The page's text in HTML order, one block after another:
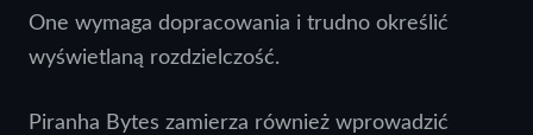
One wymaga dopracowania i trudno określić
wyświetlaną rozdzielczość.
Piranha Bytes zamierza również wprowadzić